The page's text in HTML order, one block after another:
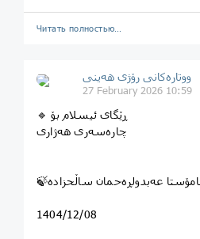
Читать полностью…
ووتارەکانی رۆژی ھەینی
27 February 2026 10:59
🔹 ڕێگای ئیسلام بۆ
چاره‌سه‌ری‌ هەژاری
عەبدولڕەحمان ساڵحزادە
1404/12/08